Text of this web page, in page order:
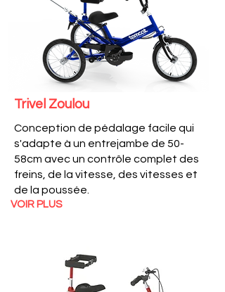
Trivel Zoulou
Conception de pédalage facile qui
s'adapte à un entrejambe de 50-
58cm avec un contrôle complet des
freins, de la vitesse, des vitesses et
de la poussée.
VOIR PLUS